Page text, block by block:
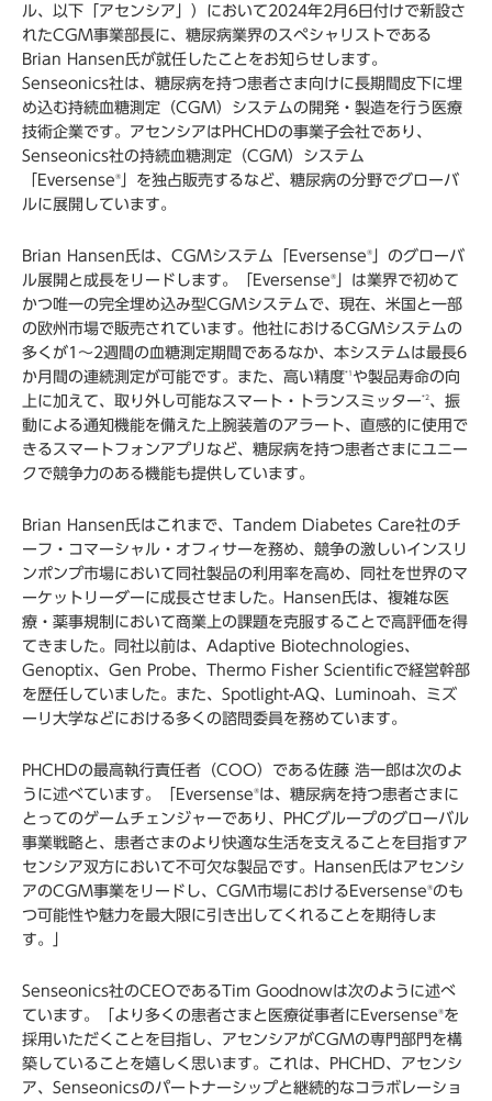
ル、以下「アセンシア」）において2024年2月6日付けで新設さ
れたCGM事業部長に、糖尿病業界のスペシャリストである
Brian Hansen氏が就任したことをお知らせします。
Senseonics社は、糖尿病を持つ患者さま向けに長期間皮下に埋
め込む持続血糖測定（CGM）システムの開発・製造を行う医療
技術企業です。アセンシアはPHCHDの事業子会社であり、
Senseonics社の持続血糖測定（CGM）システム
「Eversense®
」を独占販売するなど、糖尿病の分野でグローバ
ルに展開しています。
Brian Hansen氏は、CGMシステム「Eversense®
」のグローバ
ル展開と成長をリードします。「Eversense®
」は業界で初めて
かつ唯一の完全埋め込み型CGMシステムで、現在、米国と一部
の欧州市場で販売されています。他社におけるCGMシステムの
多くが1～2週間の血糖測定期間であるなか、本システムは最長6
か月間の連続測定が可能です。また、高い精度*1 や製品寿命の向
上に加えて、取り外し可能なスマート・トランスミッター*2、振
動による通知機能を備えた上腕装着のアラート、直感的に使用で
きるスマートフォンアプリなど、糖尿病を持つ患者さまにユニー
クで競争力のある機能も提供しています。
Brian Hansen氏はこれまで、Tandem Diabetes Care社のチ
ーフ・コマーシャル・オフィサーを務め、競争の激しいインスリ
ンポンプ市場において同社製品の利用率を高め、同社を世界のマ
ーケットリーダーに成長させました。Hansen氏は、複雑な医
療・薬事規制において商業上の課題を克服することで高評価を得
てきました。同社以前は、Adaptive Biotechnologies、
Genoptix、Gen Probe、Thermo Fisher Scientificで経営幹部
を歴任していました。また、Spotlight-AQ、Luminoah、ミズ
ーリ大学などにおける多くの諮問委員を務めています。
PHCHDの最高執行責任者（COO）である佐藤 浩一郎は次のよ
うに述べています。「Eversense®は、糖尿病を持つ患者さまに
とってのゲームチェンジャーであり、PHCグループのグローバル
事業戦略と、患者さまのより快適な生活を支えることを目指すア
センシア双方において不可欠な製品です。Hansen氏はアセンシ
アのCGM事業をリードし、CGM市場におけるEversense®のも
つ可能性や魅力を最大限に引き出してくれることを期待しま
す。」
Senseonics社のCEOであるTim Goodnowは次のように述べ
ています。「より多くの患者さまと医療従事者にEversense®を
採用いただくことを目指し、アセンシアがCGMの専門部門を構
築していることを嬉しく思います。これは、PHCHD、アセンシ
ア、Senseonicsのパートナーシップと継続的なコラボレーショ